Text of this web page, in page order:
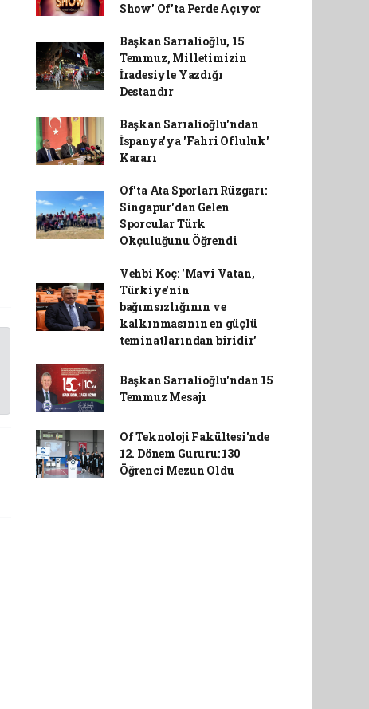
Show' Of'ta Perde Açıyor
Başkan Sarıalioğlu, 15
Temmuz, Milletimizin
İradesiyle Yazdığı
Destandır
Başkan Sarıalioğlu'ndan
İspanya'ya 'Fahri Ofluluk'
Kararı
Of'ta Ata Sporları Rüzgarı:
Singapur'dan Gelen
Sporcular Türk
Okçuluğunu Öğrendi
Vehbi Koç: 'Mavi Vatan,
Türkiye'nin
bağımsızlığının ve
kalkınmasının en güçlü
teminatlarından biridir'
Başkan Sarıalioğlu'ndan 15
Temmuz Mesajı
Of Teknoloji Fakültesi'nde
12. Dönem Gururu: 130
Öğrenci Mezun Oldu